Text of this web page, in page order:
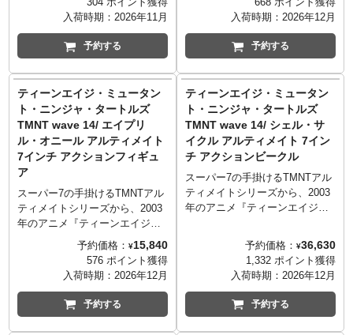
Turtles/Usagi Yojimbo』に登場
するミケランジェロの立体化が
実現。スタン・サカイ氏による
コミックテイストを見事に再現
が付属。それぞれ40周年以上に
およぶ歴史を持つレジェンドコ
ラボをコレクション出来るスペ
シャルなアイテム。
入荷時期： 2026年11月
予約する
場です！こちらは、2003年のア
ニメ版に登場するストリートギ
ャング「パープル・ドラゴン」
のリーダーであり、シュレッダ
ーに腕を見込まれた右腕「ハ
身体や印象的なドラゴンのタト
ゥーも再現。腕組状態を再現出
来るパーツも付属。
入荷時期： 2026年12月
予約する
ティーンエイジ・ミュータン
ト・ニンジャ・タートルズ
TMNT wave 14/ エイプリ
ル・オニール アルティメイト
7インチ アクションフィギュ
ア
スーパー7の手掛けるTMNTアル
ティメイトシリーズから、2003
年のアニメ『ティーンエイジ・
ミュータント・ニンジャ・ター
トルズ』版のNEWアイテムが登
場です！こちらは、2003年のア
ニメ版ではバクスター博士の助
手を務める頭脳明晰かつタート
ルズたちの姉の様なたくましさ
予約価格： ¥15,840
576 ポイント獲得
入荷時期： 2026年12月
予約する
ティーンエイジ・ミュータン
ト・ニンジャ・タートルズ
TMNT wave 14/ シェル・サ
イクル アルティメイト 7イン
チ アクションビークル
スーパー7の手掛けるTMNTアル
ティメイトシリーズから、2003
年のアニメ『ティーンエイジ・
場です！こちらは、シーズン1エ
ピソード4「Meet Casey
Jones」で登場した、ドナテロ
がラファエロ用に設計した高性
能バイク「シェル・サイク
予約価格： ¥36,630
1,332 ポイント獲得
入荷時期： 2026年12月
予約する